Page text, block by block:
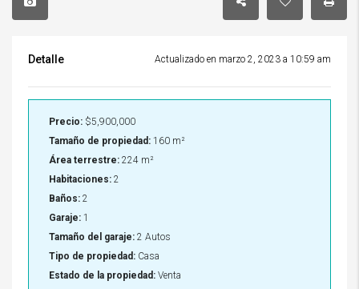
Detalle Actualizado en marzo 2, 2023 a 10:59 am
Precio: $5,900,000
Tamaño de propiedad: 160 m²
Área terrestre: 224 m²
Habitaciones: 2
Baños: 2
Garaje: 1
Tamaño del garaje: 2 Autos
Tipo de propiedad: Casa
Estado de la propiedad: Venta